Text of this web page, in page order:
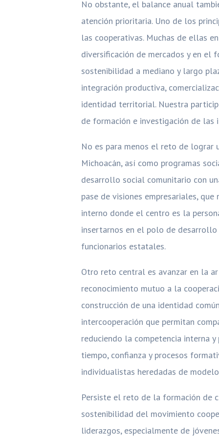
No obstante, el balance anual
atención prioritaria. Uno de los
las cooperativas. Muchas de ellas
diversificación de mercados y en
sostenibilidad a mediano y largo
integración productiva,
identidad territorial. Nuestra
de formación e investigación de las
No es para menos el reto de lograr
Michoacán, así como programas
desarrollo social comunitario con
pase de visiones empresariales,
interno donde el centro es la
insertarnos en el polo de
funcionarios estatales.
Otro reto central es avanzar en la
reconocimiento mutuo a la
construcción de una identidad
intercooperación que permitan
reduciendo la competencia interna
tiempo, confianza y procesos
individualistas heredadas de
Persiste el reto de la formación de
sostenibilidad del movimiento
liderazgos, especialmente de